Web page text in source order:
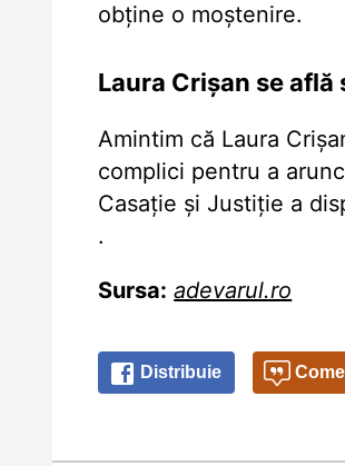
obține o moștenire.
Laura Crișan se
Amintim că Laura
complici pentru a
Casaţie şi Justiţie a
.
Sursa: adevarul.ro
Distribuie